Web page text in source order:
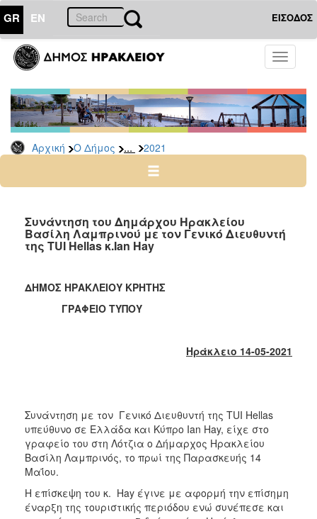
GR EN ΕΙΣΟΔΟΣ
Toggle
Αρχική Ο Δήμος ... 2021
ΔΗΜΟΣ
Δελτία
Τύπου
Αρχείο
2026
2024
2022
2012
2011
2010
2006
Συνάντηση του Δημάρχου Ηρακλείου
Βασίλη Λαμπρινού με τον Γενικό Διευθυντή
της TUI Hellas κ.Ian Hay
ΔΗΜΟΣ ΗΡΑΚΛΕΙΟΥ ΚΡΗΤΗΣ
ΓΡΑΦΕΙΟ ΤΥΠΟΥ
Ηράκλειο 14-05-2021
Συνάντηση με τον Γενικό Διευθυντή της TUI Hellas
υπεύθυνο σε Ελλάδα και Κύπρο Ian Hay, είχε στο
γραφείο του στη Λότζια ο Δήμαρχος Ηρακλείου
Βασίλη Λαμπρινός, το πρωί της Παρασκευής 14
Μαΐου.
Η επίσκεψη του κ. Hay έγινε με αφορμή την επίσημη
έναρξη της τουριστικής περιόδου ενώ συνέπεσε και